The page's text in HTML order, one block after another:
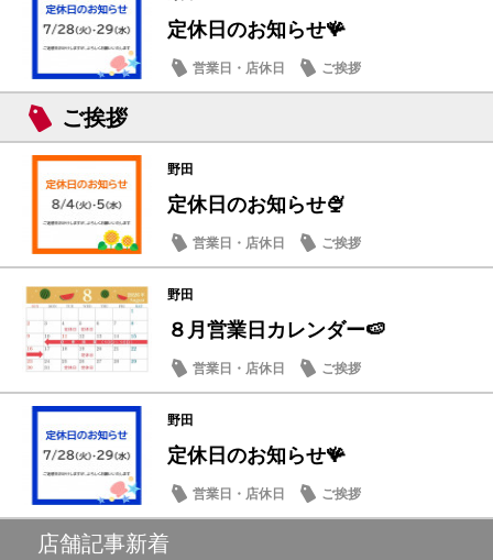
定休日のお知らせ🪸
営業日・店休日 ご挨拶
ご挨拶
野田
定休日のお知らせ🍨
営業日・店休日 ご挨拶
野田
８月営業日カレンダー🍉
営業日・店休日 ご挨拶
野田
定休日のお知らせ🪸
営業日・店休日 ご挨拶
店舗記事新着